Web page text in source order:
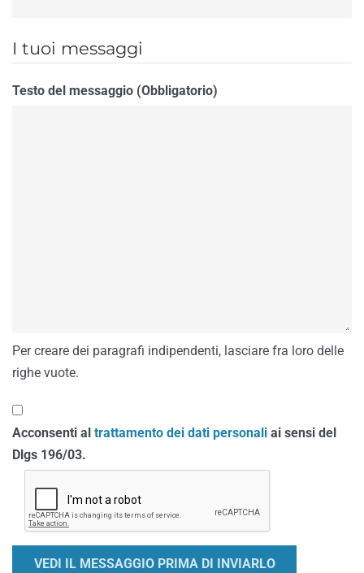
I tuoi messaggi
Testo del messaggio (Obbligatorio)
Per creare dei paragrafi indipendenti, lasciare fra loro delle
righe vuote.
Acconsenti al trattamento dei dati personali ai sensi del
Dlgs 196/03.